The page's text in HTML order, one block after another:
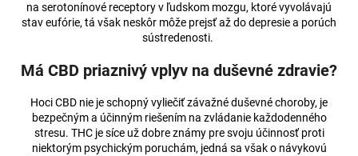
na serotonínové receptory v ľudskom mozgu, ktoré vyvolávajú
stav eufórie, tá však neskôr môže prejsť až do depresie a porúch
sústredenosti.
Má CBD priaznivý vplyv na duševné zdravie?
Hoci CBD nie je schopný vyliečiť závažné duševné choroby, je
bezpečným a účinným riešením na zvládanie každodenného
stresu. THC je síce už dobre známy pre svoju účinnosť proti
niektorým psychickým poruchám, jedná sa však o návykovú